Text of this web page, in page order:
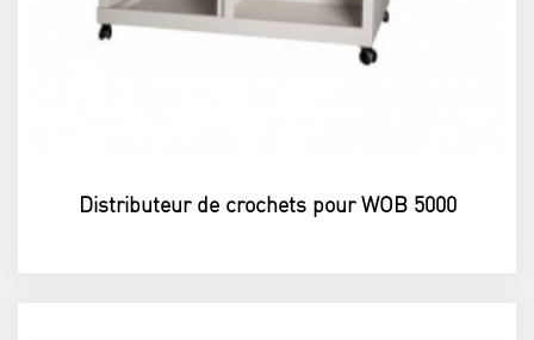
Distributeur de crochets pour WOB 5000